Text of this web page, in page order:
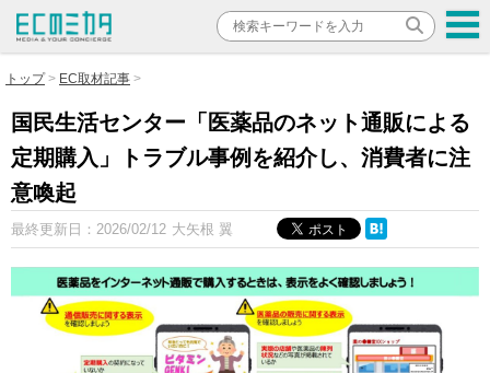
トップ EC取材記事
国民生活センター「医薬品のネット通販による
定期購入」トラブル事例を紹介し、消費者に注
意喚起
最終更新日： 2026/02/12 大矢根 翼